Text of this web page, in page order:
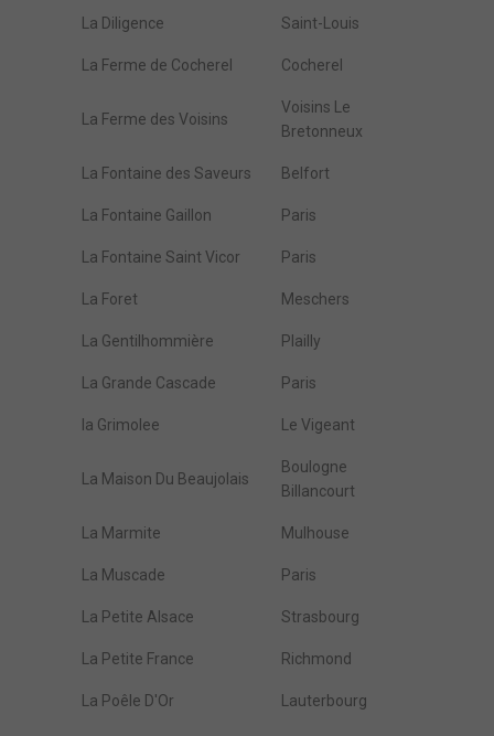
La Diligence Saint-Louis
La Ferme de Cocherel Cocherel
La Ferme des Voisins
Voisins Le
Bretonneux
La Fontaine des Saveurs Belfort
La Fontaine Gaillon Paris
La Fontaine Saint Vicor Paris
La Foret Meschers
La Gentilhommière Plailly
La Grande Cascade Paris
la Grimolee Le Vigeant
La Maison Du Beaujolais
Boulogne
Billancourt
La Marmite Mulhouse
La Muscade Paris
La Petite Alsace Strasbourg
La Petite France Richmond
La Poêle D'Or Lauterbourg